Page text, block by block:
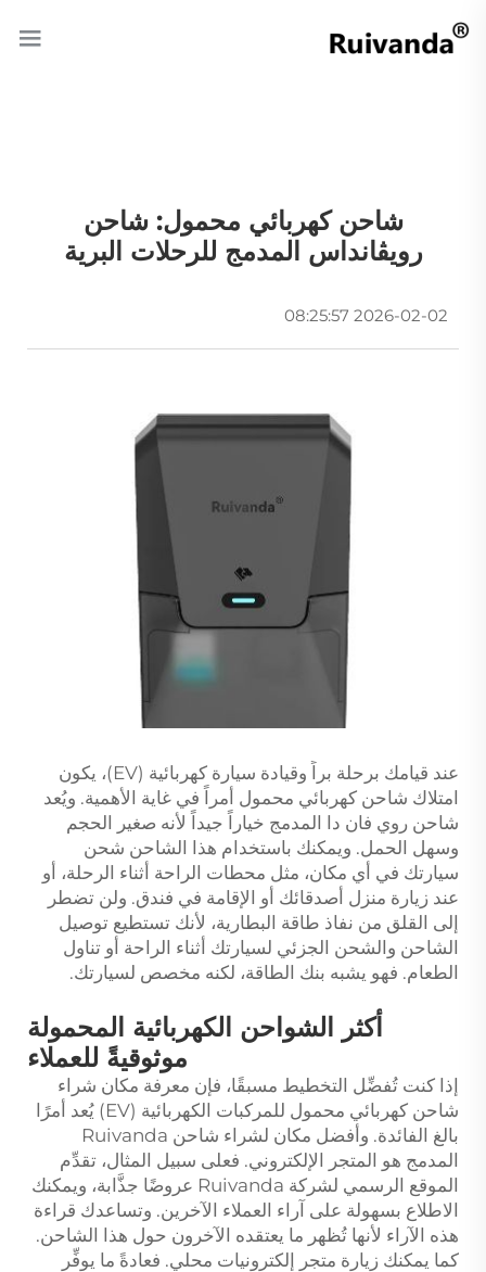
شاحن كهربائي محمول: شاحن
رويڤانداس المدمج للرحلات البرية
2026-02-02 08:25:57
عند قيامك برحلة براً وقيادة سيارة كهربائية (EV)، يكون
امتلاك شاحن كهربائي محمول أمراً في غاية الأهمية. ويُعد
شاحن روي فان دا المدمج خياراً جيداً لأنه صغير الحجم
وسهل الحمل. ويمكنك باستخدام هذا الشاحن شحن
سيارتك في أي مكان، مثل محطات الراحة أثناء الرحلة، أو
عند زيارة منزل أصدقائك أو الإقامة في فندق. ولن تضطر
إلى القلق من نفاذ طاقة البطارية، لأنك تستطيع توصيل
الشاحن والشحن الجزئي لسيارتك أثناء الراحة أو تناول
الطعام. فهو يشبه بنك الطاقة، لكنه مخصص لسيارتك.
أكثر الشواحن الكهربائية المحمولة
موثوقيةً للعملاء
إذا كنت تُفضِّل التخطيط مسبقًا، فإن معرفة مكان شراء
شاحن كهربائي محمول للمركبات الكهربائية (EV) يُعد أمرًا
بالغ الفائدة. وأفضل مكان لشراء شاحن Ruivanda
المدمج هو المتجر الإلكتروني. فعلى سبيل المثال، تقدِّم
الموقع الرسمي لشركة Ruivanda عروضًا جذَّابة، ويمكنك
الاطلاع بسهولة على آراء العملاء الآخرين. وتساعدك قراءة
هذه الآراء لأنها تُظهر ما يعتقده الآخرون حول هذا الشاحن.
كما يمكنك زيارة متجر إلكترونيات محلي. فعادةً ما يوفِّر